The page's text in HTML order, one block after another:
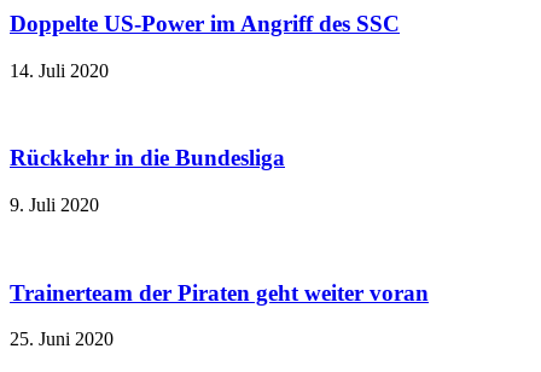
Doppelte US-Power im Angriff des SSC
14. Juli 2020
Rückkehr in die Bundesliga
9. Juli 2020
Trainerteam der Piraten geht weiter voran
25. Juni 2020